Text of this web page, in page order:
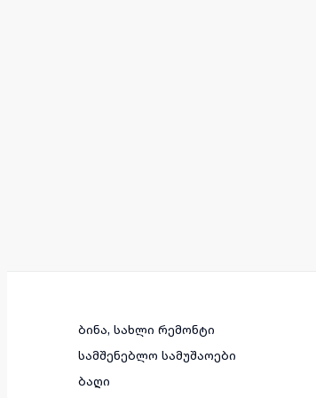
ბინა, სახლი რემონტი
სამშენებლო სამუშაოები
ბაღი